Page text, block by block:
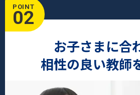
POINT
02
お子さまに合
相性の良い教師